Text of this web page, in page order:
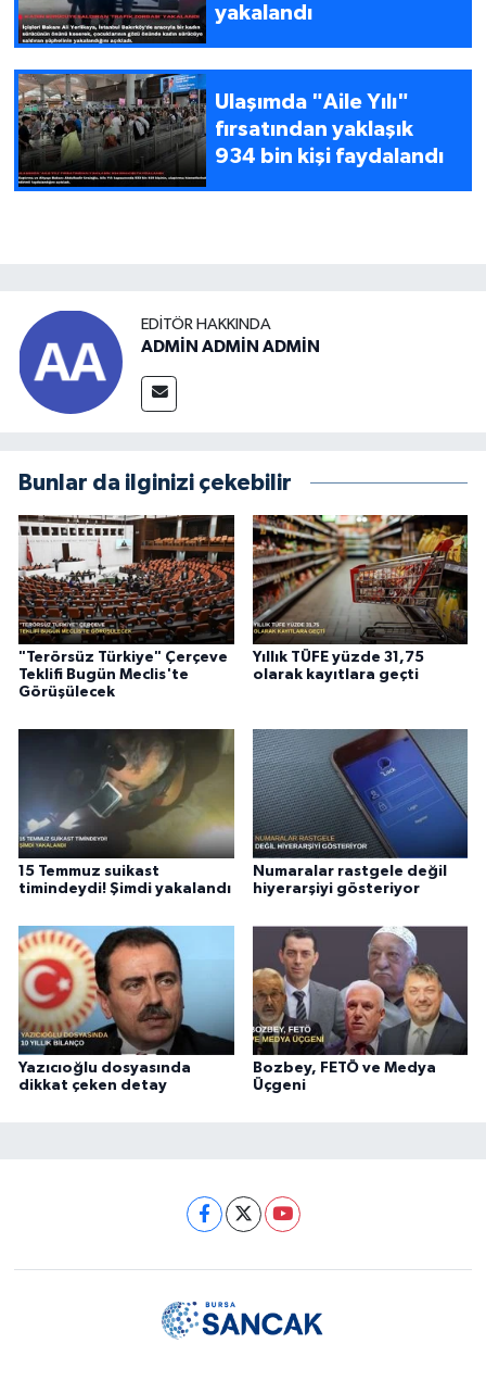
yakalandı
Ulaşımda "Aile Yılı"
fırsatından yaklaşık
934 bin kişi faydalandı
EDITÖR HAKKINDA
ADMİN ADMİN ADMİN
Bunlar da ilginizi çekebilir
"Terörsüz Türkiye" Çerçeve
Teklifi Bugün Meclis'te
Görüşülecek
Yıllık TÜFE yüzde 31,75
olarak kayıtlara geçti
15 Temmuz suikast
timindeydi! Şimdi yakalandı
Numaralar rastgele değil
hiyerarşiyi gösteriyor
Yazıcıoğlu dosyasında
dikkat çeken detay
Bozbey, FETÖ ve Medya
Üçgeni